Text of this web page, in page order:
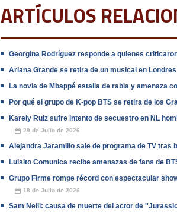
ARTÍCULOS
Georgina Rodríguez responde a quienes
Ariana Grande se retira de un musical en
La novia de Mbappé estalla de rabia y amenaza
Por qué el grupo de K-pop BTS se retira de los
Karely Ruiz sufre intento de secuestro en NL
📅 29 de Julio de 2026
Alejandra Jaramillo sale de programa de TV tras
Luisito Comunica recibe amenazas de fans de
Grupo Firme rompe récord con espectacular
📅 18 de Julio de 2026
Sam Neill: causa de muerte del actor de